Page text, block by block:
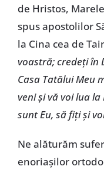
de Hristos,
spus apostolilor
la Cina cea de
voastră; credeţi în
Casa Tatălui Meu
veni şi vă voi lua
sunt Eu, să fiţi şi
Ne alăturăm
enoriaşilor